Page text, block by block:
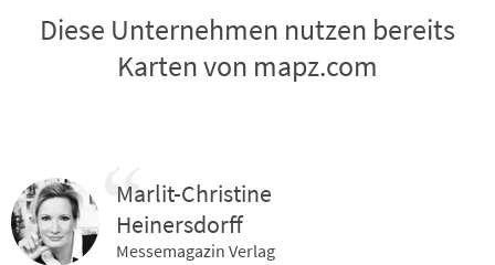
Diese Unternehmen nutzen bereits
Karten von mapz.com
Marlit-Christine
Heinersdorff
Messemagazin Verlag